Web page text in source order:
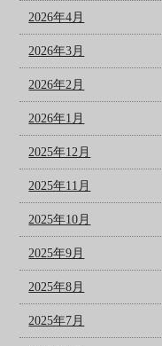
2026年4月
2026年3月
2026年2月
2026年1月
2025年12月
2025年11月
2025年10月
2025年9月
2025年8月
2025年7月